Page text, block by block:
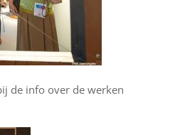
de info over de werken